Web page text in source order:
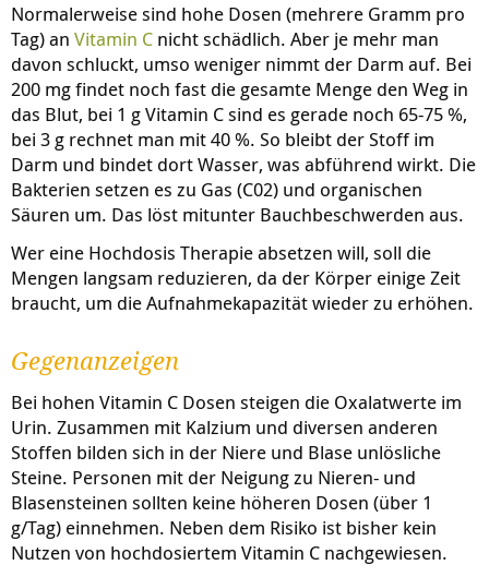
Normalerweise sind hohe Dosen (mehrere Gramm pro
Tag) an Vitamin C nicht schädlich. Aber je mehr man
davon schluckt, umso weniger nimmt der Darm auf. Bei
200 mg findet noch fast die gesamte Menge den Weg in
das Blut, bei 1 g Vitamin C sind es gerade noch 65-75 %,
bei 3 g rechnet man mit 40 %. So bleibt der Stoff im
Darm und bindet dort Wasser, was abführend wirkt. Die
Bakterien setzen es zu Gas (C02) und organischen
Säuren um. Das löst mitunter Bauchbeschwerden aus.
Wer eine Hochdosis Therapie absetzen will, soll die
Mengen langsam reduzieren, da der Körper einige Zeit
braucht, um die Aufnahmekapazität wieder zu erhöhen.
Gegenanzeigen
Bei hohen Vitamin C Dosen steigen die Oxalatwerte im
Urin. Zusammen mit Kalzium und diversen anderen
Stoffen bilden sich in der Niere und Blase unlösliche
Steine. Personen mit der Neigung zu Nieren- und
Blasensteinen sollten keine höheren Dosen (über 1
g/Tag) einnehmen. Neben dem Risiko ist bisher kein
Nutzen von hochdosiertem Vitamin C nachgewiesen.